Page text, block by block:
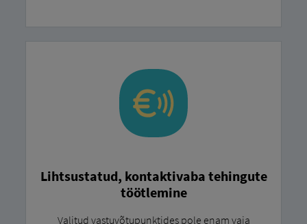
Lihtsustatud, kontaktivaba tehingute
töötlemine
Valitud vastuvõtupunktides pole enam vaja